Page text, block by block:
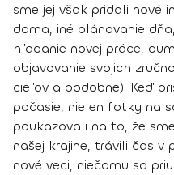
sme jej však pridali nové
doma, iné plánovanie
hľadanie novej práce,
objavovanie svojich
cieľov a podobne). Keď
počasie, nielen fotky na
poukazovali na to, že
našej krajine, trávili čas
nové veci, niečomu sa